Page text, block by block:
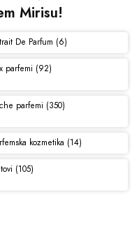
Mirisu!
De Parfum (6)
parfemi (92)
parfemi (350)
kozmetika (14)
(105)